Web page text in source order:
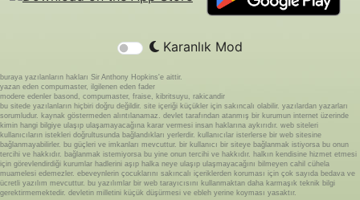
Karanlık Mod
buraya yazılanların hakları Sir Anthony Hopkins'e aittir.
yazan eden compumaster, ilgilenen eden fader
modere edenler basond, compumaster, fraise, kibritsuyu, rakicandir
bu sitede yazılanların hiçbiri doğru değildir. site içeriği küçükler için sakıncalı olabilir. yazılardan yazarları
sorumludur. kaynak göstermeden alıntılanamaz. devlet tarafından atanmış bir kurumun internet üzerinde
kimin hangi bilgiye ulaşıp ulaşamayacağına karar vermesi insan haklarına aykırıdır. web siteleri
kullanıcıların istekleri doğrultusunda bağlandıkları yerlerdir. kullanıcılar isterlerse bir web sitesine
bağlanmayabilirler. bu güçleri ve imkanları mevcuttur. bir kullanıcı bir siteye bağlanmak istiyorsa bu onun
tercihi ve hakkıdır. bağlanmak istemiyorsa bu yine onun tercihi ve hakkıdır. halkın kendisine hizmet etmesi
için görevlendirdiği kurumlar hadlerini aşıp halka neye ulaşıp ulaşmayacağını bilmeyen cahil cühela
muamelesi edemezler. ebeveynlerin çocuklarını sakıncalı içeriklerden koruması için çok sayıda bedava ve
ücretli yazılım mevcuttur. bu yazılımlar bir web tarayıcısını kullanmaktan daha karmaşık teknik bilgi
gerektirmemektedir. devletin milletini küçük düşürmesi ve ebleh yerine koyması yasaktır.